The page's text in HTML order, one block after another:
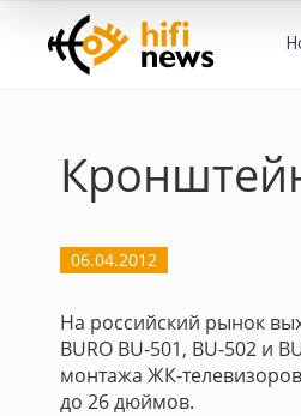
06.04.2012
На российский рынок
BURO BU-501, BU-502 и
монтажа ЖК-
до 26 дюймов.